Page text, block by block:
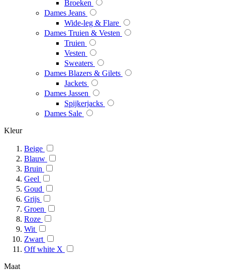
Broeken
Dames Jeans
Wide-leg & Flare
Dames Truien & Vesten
Truien
Vesten
Sweaters
Dames Blazers & Gilets
Jackets
Dames Jassen
Spijkerjacks
Dames Sale
Kleur
Beige
Blauw
Bruin
Geel
Goud
Grijs
Groen
Roze
Wit
Zwart
Off white X
Maat